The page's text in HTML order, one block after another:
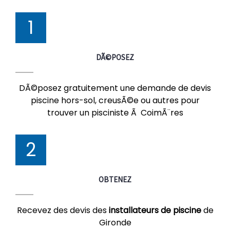
1
DÃ©POSEZ
DÃ©posez gratuitement une demande de devis
piscine hors-sol, creusÃ©e ou autres pour
trouver un pisciniste Ã CoimÃ¨res
2
OBTENEZ
Recevez des devis desinstallateurs de piscinede
Gironde